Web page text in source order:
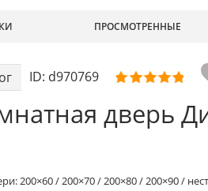
ПРОСМОТРЕННЫЕ
ID: d970769
дверь
200×60 / 200×70 / 200×80 / 200×90 /